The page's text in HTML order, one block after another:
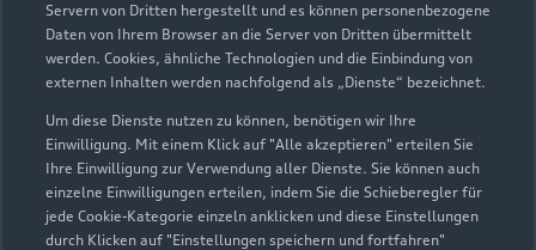
Servern von Dritten hergestellt und es können personenbezogene
Daten von Ihrem Browser an die Server von Dritten übermittelt
werden. Cookies, ähnliche Technologien und die Einbindung von
externen Inhalten werden nachfolgend als „Dienste“ bezeichnet.
Um diese Dienste nutzen zu können, benötigen wir Ihre
Einwilligung. Mit einem Klick auf "Alle akzeptieren" erteilen Sie
Ihre Einwilligung zur Verwendung aller Dienste. Sie können auch
einzelne Einwilligungen erteilen, indem Sie die Schieberegler für
jede Cookie-Kategorie einzeln anklicken und diese Einstellungen
durch Klicken auf "Einstellungen speichern und fortfahren"